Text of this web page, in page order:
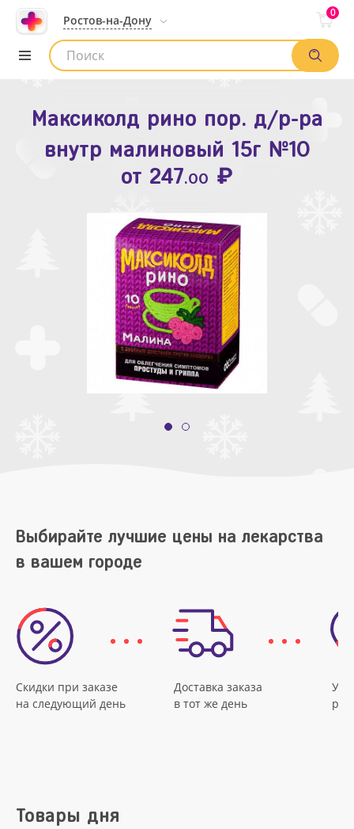
Ростов-на-Дону
0
Список аптек
Максиколд рино пор. д/р-ра
внутр малиновый 15г №10
от 247.00 ₽
Зодак таб. п.п.о. 10мг №10
от109.80 ₽
Выбирайте лучшие цены на лекарства
в вашем городе
Скидки при заказе
на следующий день
Доставка заказа
в тот же день
Товары дня